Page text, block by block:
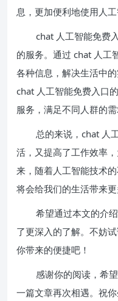
息，更加便利地使用人工
chat 人工智能免费
的服务。通过 chat 人工
各种信息，解决生活中
chat 人工智能免费入口
服务，满足不同人群的需
总的来说，chat 人
活，又提高了工作效率
来，随着人工智能技术
将会给我们的生活带来更
希望通过本文的介
了更深入的了解。不妨
你带来的便捷吧！
感谢你的阅读，希
一篇文章再次相遇。祝